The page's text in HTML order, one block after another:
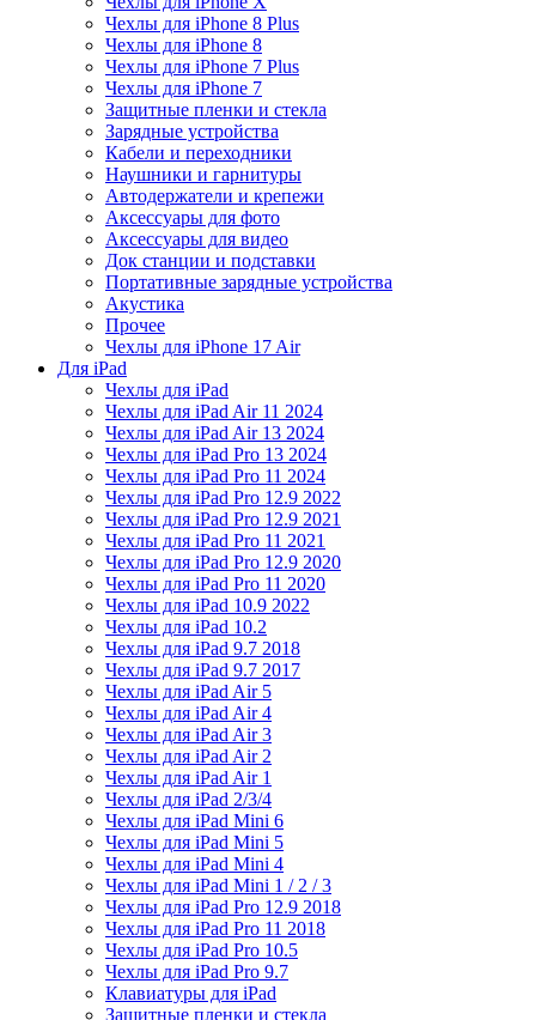
Чехлы для iPhone 8 Plus
Чехлы для iPhone 8
Чехлы для iPhone 7 Plus
Чехлы для iPhone 7
Защитные пленки и стекла
Зарядные устройства
Кабели и переходники
Наушники и гарнитуры
Автодержатели и крепежи
Аксессуары для фото
Аксессуары для видео
Док станции и подставки
Портативные зарядные устройства
Акустика
Прочее
Чехлы для iPhone 17 Air
Для iPad
Чехлы для iPad
Чехлы для iPad Air 11 2024
Чехлы для iPad Air 13 2024
Чехлы для iPad Pro 13 2024
Чехлы для iPad Pro 11 2024
Чехлы для iPad Pro 12.9 2022
Чехлы для iPad Pro 12.9 2021
Чехлы для iPad Pro 11 2021
Чехлы для iPad Pro 12.9 2020
Чехлы для iPad Pro 11 2020
Чехлы для iPad 10.9 2022
Чехлы для iPad 10.2
Чехлы для iPad 9.7 2018
Чехлы для iPad 9.7 2017
Чехлы для iPad Air 5
Чехлы для iPad Air 4
Чехлы для iPad Air 3
Чехлы для iPad Air 2
Чехлы для iPad Air 1
Чехлы для iPad 2/3/4
Чехлы для iPad Mini 6
Чехлы для iPad Mini 5
Чехлы для iPad Mini 4
Чехлы для iPad Mini 1 / 2 / 3
Чехлы для iPad Pro 12.9 2018
Чехлы для iPad Pro 11 2018
Чехлы для iPad Pro 10.5
Чехлы для iPad Pro 9.7
Клавиатуры для iPad
Защитные пленки и стекла